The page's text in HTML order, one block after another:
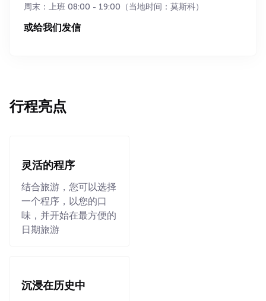
周末：上班 08:00 - 19:00（当地时间：莫斯科）
或给我们发信
行程亮点
灵活的程序
结合旅游，您可以选择
一个程序，以您的口
味，并开始在最方便的
日期旅游
沉浸在历史中